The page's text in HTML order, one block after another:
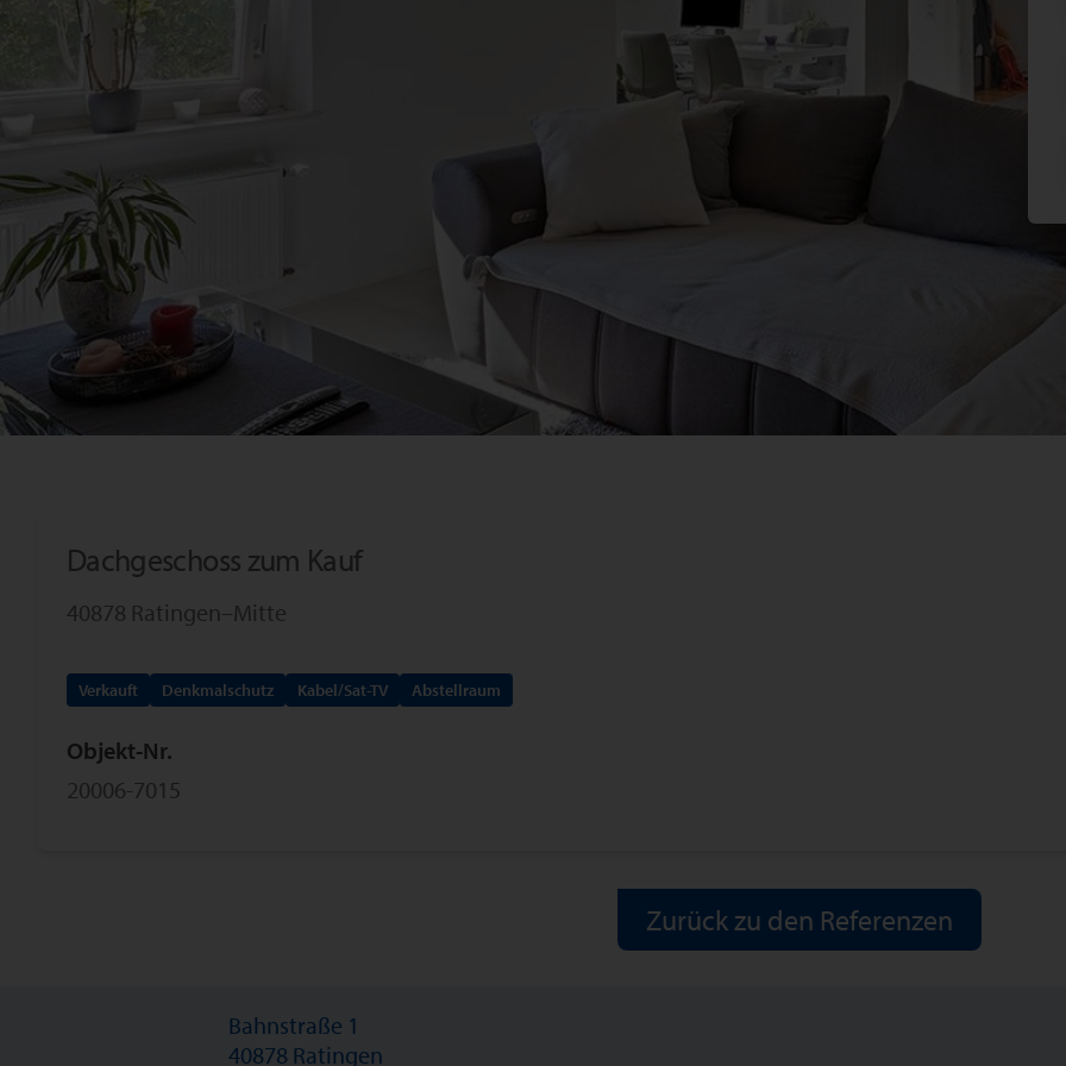
Dachgeschoss zum Kauf
40878 Ratingen–Mitte
Verkauft Denkmalschutz Kabel/Sat-TV Abstellraum
Objekt-Nr.
20006-7015
Zurück zu den Referenzen
Bahnstraße 1
40878 Ratingen